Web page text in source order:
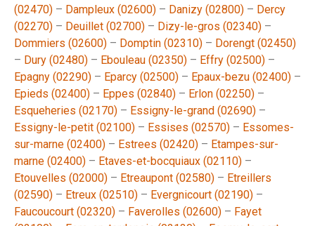
(02470) – Dampleux (02600) – Danizy (02800) – Dercy
(02270) – Deuillet (02700) – Dizy-le-gros (02340) –
Dommiers (02600) – Domptin (02310) – Dorengt (02450)
– Dury (02480) – Ebouleau (02350) – Effry (02500) –
Epagny (02290) – Eparcy (02500) – Epaux-bezu (02400) –
Epieds (02400) – Eppes (02840) – Erlon (02250) –
Esqueheries (02170) – Essigny-le-grand (02690) –
Essigny-le-petit (02100) – Essises (02570) – Essomes-
sur-marne (02400) – Estrees (02420) – Etampes-sur-
marne (02400) – Etaves-et-bocquiaux (02110) –
Etouvelles (02000) – Etreaupont (02580) – Etreillers
(02590) – Etreux (02510) – Evergnicourt (02190) –
Faucoucourt (02320) – Faverolles (02600) – Fayet